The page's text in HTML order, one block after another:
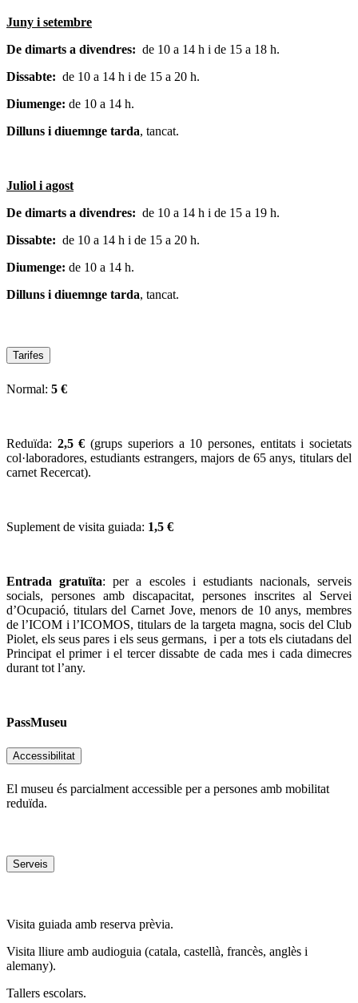
Juny i setembre
De dimarts a divendres: de 10 a 14 h i de 15 a 18 h.
Dissabte: de 10 a 14 h i de 15 a 20 h.
Diumenge: de 10 a 14 h.
Dilluns i diuemnge tarda, tancat.
Juliol i agost
De dimarts a divendres: de 10 a 14 h i de 15 a 19 h.
Dissabte: de 10 a 14 h i de 15 a 20 h.
Diumenge: de 10 a 14 h.
Dilluns i diuemnge tarda, tancat.
Tarifes
Normal: 5 €
Reduïda: 2,5 € (grups superiors a 10 persones, entitats i societats
col·laboradores, estudiants estrangers, majors de 65 anys, titulars del
carnet Recercat).
Suplement de visita guiada: 1,5 €
Entrada gratuïta: per a escoles i estudiants nacionals, serveis
socials, persones amb discapacitat, persones inscrites al Servei
d’Ocupació, titulars del Carnet Jove, menors de 10 anys, membres
de l’ICOM i l’ICOMOS, titulars de la targeta magna, socis del Club
Piolet, els seus pares i els seus germans, i per a tots els ciutadans del
Principat el primer i el tercer dissabte de cada mes i cada dimecres
durant tot l’any.
PassMuseu
Accessibilitat
El museu és parcialment accessible per a persones amb mobilitat
reduïda.
Serveis
Visita guiada amb reserva prèvia.
Visita lliure amb audioguia (catala, castellà, francès, anglès i
alemany).
Tallers escolars.